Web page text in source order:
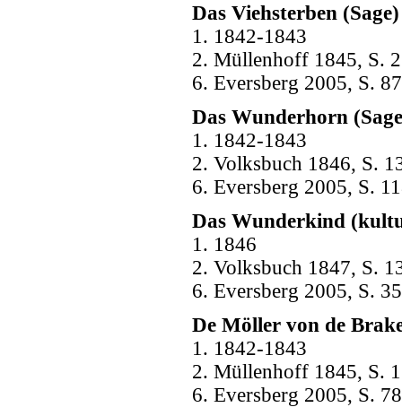
Das Viehsterben (Sage)
1. 1842-1843
2. Müllenhoff 1845, S.
6. Eversberg 2005, S. 87
Das Wunderhorn
1. 1842-1843
2. Volksbuch 1846, S.
6. Eversberg 2005, S.
Das Wunderkind
1. 1846
2. Volksbuch 1847, S.
6. Eversberg 2005, S.
De Möller von de
1. 1842-1843
2. Müllenhoff 1845, S.
6. Eversberg 2005, S. 78